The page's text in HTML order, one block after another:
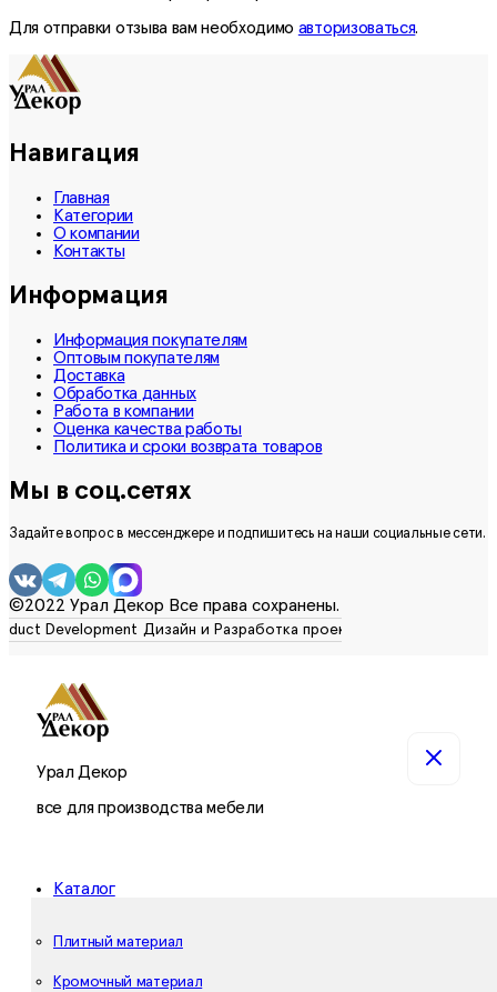
Для отправки отзыва вам необходимо авторизоваться.
Навигация
Главная
Категории
О компании
Контакты
Информация
Информация покупателям
Оптовым покупателям
Доставка
Обработка данных
Работа в компании
Оценка качества работы
Политика и сроки возврата товаров
Мы в соц.сетях
Задайте вопрос в мессенджере и подпишитесь на наши социальные сети.
©2022 Урал Декор Все права сохранены.
Урал Декор
все для производства мебели
Каталог
Плитный материал
Кромочный материал